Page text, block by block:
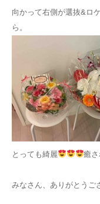
向かって右側が選抜&ロ
ら。
とっても綺麗 癒
みなさん、ありがとうご